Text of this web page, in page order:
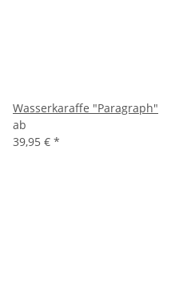
Wasserkaraffe "Paragraph"
ab
39,95 € *